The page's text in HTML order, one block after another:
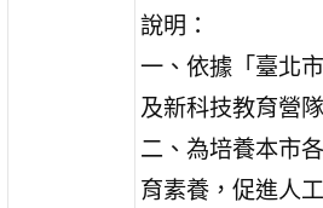
說明：
一、依據「臺北
及新科技教育營
二、為培養本市
育素養，促進人